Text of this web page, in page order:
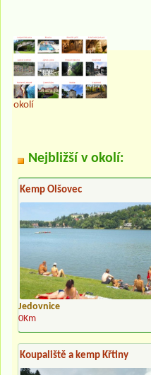
okolí
Nejbližší v okolí:
Kemp Olšovec
Jedovnice
0Km
Koupaliště a kemp Křtiny